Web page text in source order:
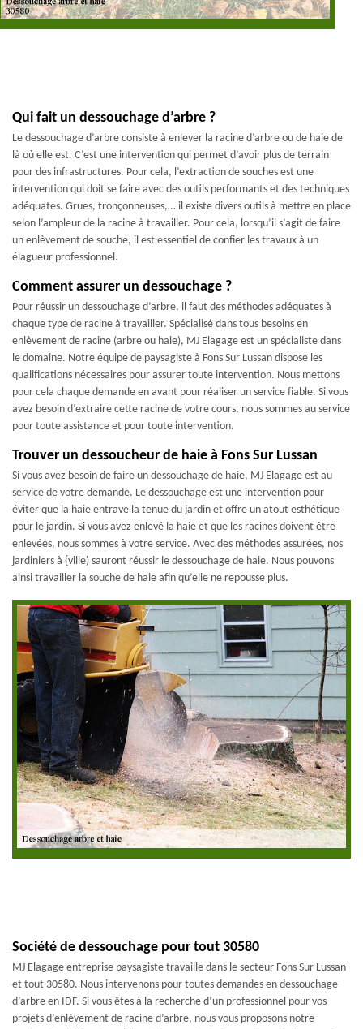
Qui fait un dessouchage d’arbre ?
Le dessouchage d’arbre consiste à enlever la racine d’arbre ou de haie de
là où elle est. C’est une intervention qui permet d’avoir plus de terrain
pour des infrastructures. Pour cela, l’extraction de souches est une
intervention qui doit se faire avec des outils performants et des techniques
adéquates. Grues, tronçonneuses,… il existe divers outils à mettre en place
selon l’ampleur de la racine à travailler. Pour cela, lorsqu’il s’agit de faire
un enlèvement de souche, il est essentiel de confier les travaux à un
élagueur professionnel.
Comment assurer un dessouchage ?
Pour réussir un dessouchage d’arbre, il faut des méthodes adéquates à
chaque type de racine à travailler. Spécialisé dans tous besoins en
enlèvement de racine (arbre ou haie), MJ Elagage est un spécialiste dans
le domaine. Notre équipe de paysagiste à Fons Sur Lussan dispose les
qualifications nécessaires pour assurer toute intervention. Nous mettons
pour cela chaque demande en avant pour réaliser un service fiable. Si vous
avez besoin d’extraire cette racine de votre cours, nous sommes au service
pour toute assistance et pour toute intervention.
Trouver un dessoucheur de haie à Fons Sur Lussan
Si vous avez besoin de faire un dessouchage de haie, MJ Elagage est au
service de votre demande. Le dessouchage est une intervention pour
éviter que la haie entrave la tenue du jardin et offre un atout esthétique
pour le jardin. Si vous avez enlevé la haie et que les racines doivent être
enlevées, nous sommes à votre service. Avec des méthodes assurées, nos
jardiniers à {ville) sauront réussir le dessouchage de haie. Nous pouvons
ainsi travailler la souche de haie afin qu’elle ne repousse plus.
Société de dessouchage pour tout 30580
MJ Elagage entreprise paysagiste travaille dans le secteur Fons Sur Lussan
et tout 30580. Nous intervenons pour toutes demandes en dessouchage
d’arbre en IDF. Si vous êtes à la recherche d’un professionnel pour vos
projets d’enlèvement de racine d’arbre, nous vous proposons notre